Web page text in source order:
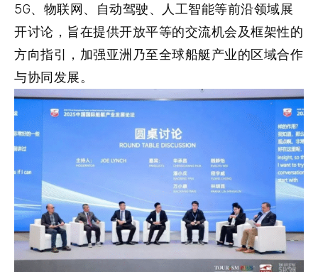
5G、物联网、自动驾驶、人工智能等前沿领域展
开讨论，旨在提供开放平等的交流机会及框架性的
方向指引，加强亚洲乃至全球船艇产业的区域合作
与协同发展。